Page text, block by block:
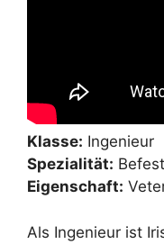
Klasse: Ingenieur
Spezialität:
Eigenschaft:
Als Ingenieur ist